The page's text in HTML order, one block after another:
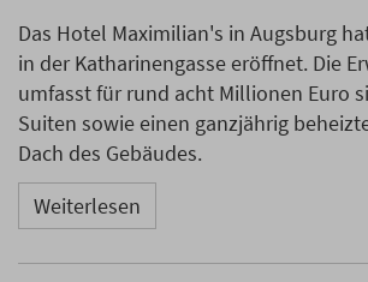
Das Hotel Maximilian's in Augsburg
in der Katharinengasse eröffnet. Die
umfasst für rund acht Millionen Euro
Suiten sowie einen ganzjährig
Dach des Gebäudes.
Weiterlesen